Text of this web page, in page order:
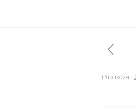
Publikoval